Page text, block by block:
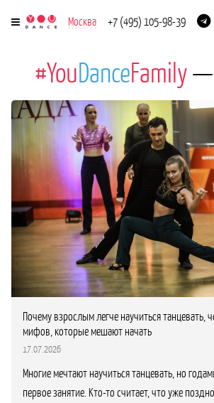
Москва +7 (495) 105-98-39
#YouDanceFamily—
Почему взрослым легче научиться танцевать,
мифов, которые мешают начать
17.07.2026
Многие мечтают научиться танцевать, но
первое занятие. Кто-то считает, что уже